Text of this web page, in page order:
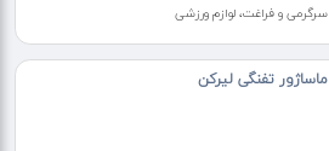
سرگرمی و فراغت، لوازم ورزشی
ماساژور تفنگی لیرکن